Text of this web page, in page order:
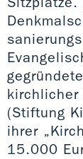
kirchlicher
(Stiftung
ihrer
15.000